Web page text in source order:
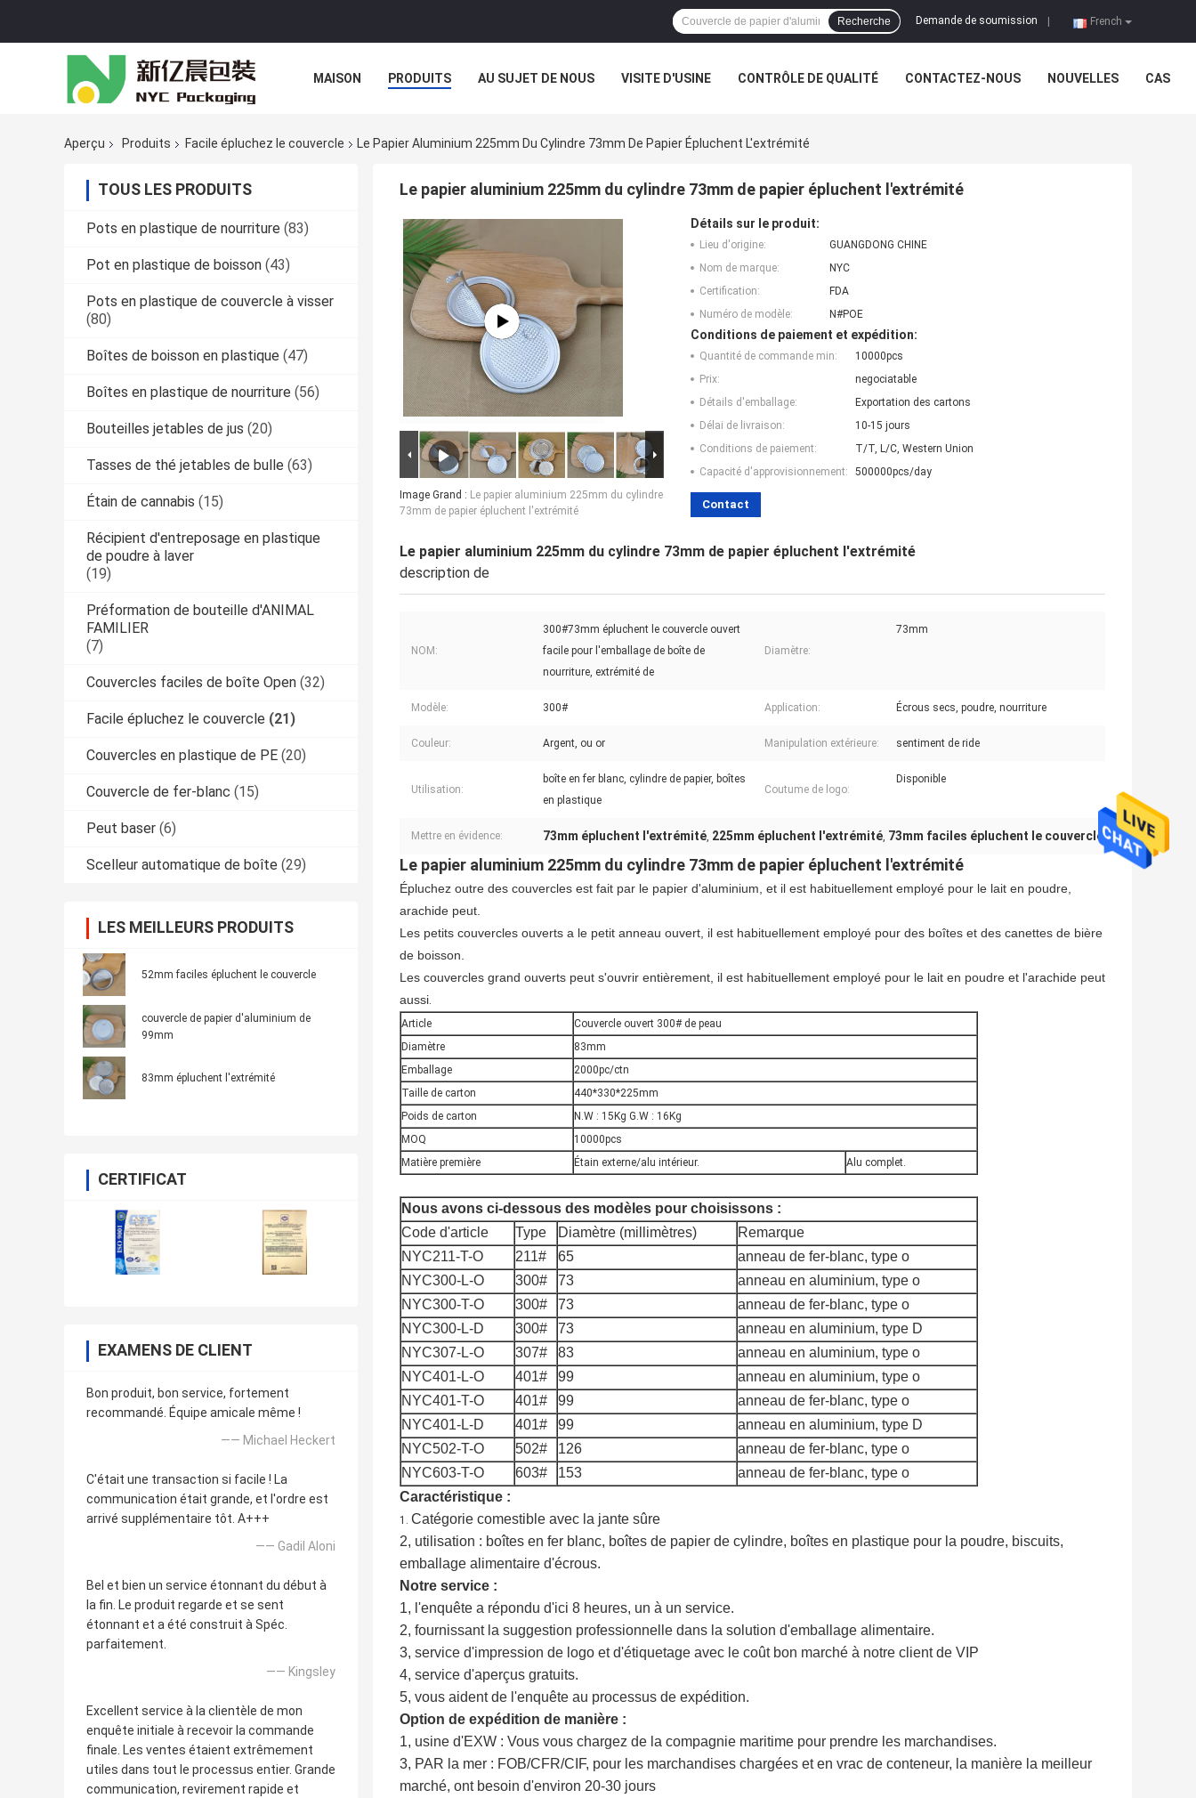
French
Demande de soumission
Recherche
MAISON PRODUITS AU SUJET DE NOUS VISITE D'USINE CONTRÔLE DE QUALITÉ CONTACTEZ-NOUS NOUVELLES CAS
Aperçu Produits Facile épluchez le couvercle Le Papier Aluminium 225mm Du Cylindre 73mm De Papier Épluchent L'extrémité
TOUS LES PRODUITS
Pots en plastique de nourriture (83)
Pot en plastique de boisson (43)
Pots en plastique de couvercle à visser
(80)
Boîtes de boisson en plastique (47)
Boîtes en plastique de nourriture (56)
Bouteilles jetables de jus (20)
Tasses de thé jetables de bulle (63)
Étain de cannabis (15)
Récipient d'entreposage en plastique
de poudre à laver
(19)
Préformation de bouteille d'ANIMAL
FAMILIER
(7)
Couvercles faciles de boîte Open (32)
Facile épluchez le couvercle (21)
Couvercles en plastique de PE (20)
Couvercle de fer-blanc (15)
Peut baser (6)
Scelleur automatique de boîte (29)
LES MEILLEURS PRODUITS
52mm faciles épluchent le couvercle
couvercle de papier d'aluminium de
99mm
83mm épluchent l'extrémité
CERTIFICAT
EXAMENS DE CLIENT
Bon produit, bon service, fortement
recommandé. Équipe amicale même !
—— Michael Heckert
C'était une transaction si facile ! La
communication était grande, et l'ordre est
arrivé supplémentaire tôt. A+++
—— GadiI Aloni
Bel et bien un service étonnant du début à
la fin. Le produit regarde et se sent
étonnant et a été construit à Spéc.
parfaitement.
—— Kingsley
Excellent service à la clientèle de mon
enquête initiale à recevoir la commande
finale. Les ventes étaient extrêmement
utiles dans tout le processus entier. Grande
communication, revirement rapide et
Le papier aluminium 225mm du cylindre 73mm de papier épluchent l'extrémité
Image Grand : Le papier aluminium 225mm du cylindre
73mm de papier épluchent l'extrémité
Détails sur le produit:
Lieu d'origine:
GUANGDONG CHINE
Nom de marque:
NYC
Certification:
FDA
Numéro de modèle:
N#POE
Conditions de paiement et expédition:
Quantité de commande min:
10000pcs
Prix:
negociatable
Détails d'emballage:
Exportation des cartons
Délai de livraison:
10-15 jours
Conditions de paiement:
T/T, L/C, Western Union
Capacité d'approvisionnement:
500000pcs/day
Contact
Le papier aluminium 225mm du cylindre 73mm de papier épluchent l'extrémité
description de
NOM:
300#73mm épluchent le couvercle ouvert
facile pour l'emballage de boîte de
nourriture, extrémité de
Diamètre:
73mm
Modèle: 300# Application: Écrous secs, poudre, nourriture
Couleur: Argent, ou or Manipulation extérieure: sentiment de ride
Utilisation:
boîte en fer blanc, cylindre de papier, boîtes
en plastique
Coutume de logo:
Disponible
Mettre en évidence: 73mm épluchent l'extrémité, 225mm épluchent l'extrémité, 73mm faciles épluchent le couvercle
Le papier aluminium 225mm du cylindre 73mm de papier épluchent l'extrémité
Épluchez outre des couvercles est fait par le papier d'aluminium, et il est habituellement employé pour le lait en poudre,
arachide peut.
Les petits couvercles ouverts a le petit anneau ouvert, il est habituellement employé pour des boîtes et des canettes de bière
de boisson.
Les couvercles grand ouverts peut s'ouvrir entièrement, il est habituellement employé pour le lait en poudre et l'arachide peut
aussi.
Article
Couvercle ouvert 300# de peau
Diamètre
83mm
Emballage
2000pc/ctn
Taille de carton
440*330*225mm
Poids de carton
N.W : 15Kg G.W : 16Kg
MOQ
10000pcs
Matière première
Étain externe/alu intérieur. Alu complet.
Nous avons ci-dessous des modèles pour choisissons :
Code d'article
Type Diamètre (millimètres)
Remarque
NYC211-T-O
211# 65
anneau de fer-blanc, type o
NYC300-L-O
300# 73
anneau en aluminium, type o
NYC300-T-O
300# 73
anneau de fer-blanc, type o
NYC300-L-D
300# 73
anneau en aluminium, type D
NYC307-L-O
307# 83
anneau en aluminium, type o
NYC401-L-O
401# 99
anneau en aluminium, type o
NYC401-T-O
401# 99
anneau de fer-blanc, type o
NYC401-L-D
401# 99
anneau en aluminium, type D
NYC502-T-O
502# 126
anneau de fer-blanc, type o
NYC603-T-O
603# 153
anneau de fer-blanc, type o
Caractéristique :
1. Catégorie comestible avec la jante sûre
2, utilisation : boîtes en fer blanc, boîtes de papier de cylindre, boîtes en plastique pour la poudre, biscuits,
emballage alimentaire d'écrous.
Notre service :
1, l'enquête a répondu d'ici 8 heures, un à un service.
2, fournissant la suggestion professionnelle dans la solution d'emballage alimentaire.
3, service d'impression de logo et d'étiquetage avec le coût bon marché à notre client de VIP
4, service d'aperçus gratuits.
5, vous aident de l'enquête au processus de expédition.
Option de expédition de manière :
1, usine d'EXW : Vous vous chargez de la compagnie maritime pour prendre les marchandises.
3, PAR la mer : FOB/CFR/CIF, pour les marchandises chargées et en vrac de conteneur, la manière la meilleur
marché, ont besoin d'environ 20-30 jours